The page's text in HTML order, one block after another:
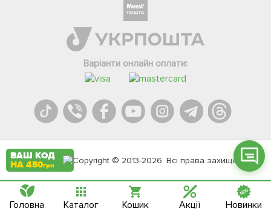
Варіанти онлайн оплати:
Agromarket.Copyright © 2013-2026. Всі права захищені
Телеграм
Вайбер
Інстаграм
Онлайн чат
ВАШ КОД
НА 450грн
Головна Каталог Кошик Акції Новинки